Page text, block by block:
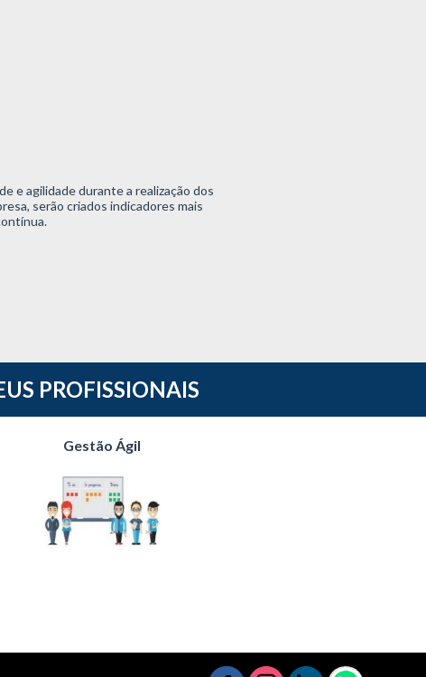
e agilidade durante a realização dos
serão criados indicadores mais
PROFISSIONAIS
Gestão Ágil